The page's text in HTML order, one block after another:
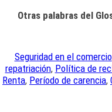
Otras palabras del
Seguridad en el comercio
repatriación, Política de
Renta, Período de carencia,